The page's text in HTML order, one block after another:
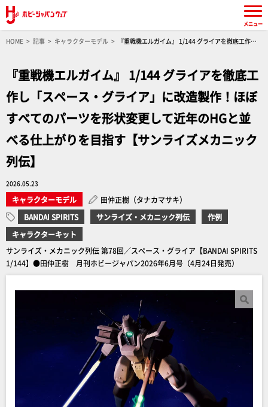
HOME 記事 キャラクターモデル
『重戦機エルガイム』 1/144 グライアを徹底工作し
『重戦機エルガイム』 1/144 グライアを徹底工
作し「スペース・グライア」に改造製作！ほぼ
すべてのパーツを形状変更して近年のHGと並
べる仕上がりを目指す【サンライズメカニック
列伝】
2026.05.23
キャラクターモデル
田仲正樹（タナカマサキ）
BANDAI SPIRITS
サンライズ・メカニック列伝
作例
キャラクターキット
サンライズ・メカニック列伝 第78回／スペース・グライア【BANDAI SPIRITS
1/144】●田仲正樹 月刊ホビージャパン2026年6月号（4月24日発売）
メニュー